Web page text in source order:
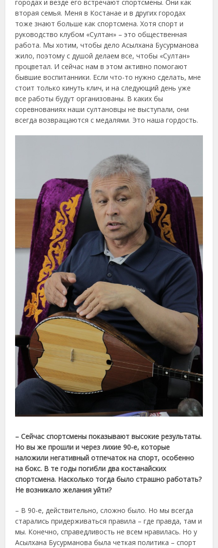
городах и везде его встречают спортсмены. Они как
вторая семья. Меня в Костанае и в других городах
тоже знают больше как спортсмена. Хотя спорт и
руководство клубом «Султан» – это общественная
работа. Мы хотим, чтобы дело Асылхана Бусурманова
жило, поэтому с душой делаем все, чтобы «Султан»
процветал. И сейчас нам в этом активно помогают
бывшие воспитанники. Если что-то нужно сделать, мне
стоит только кинуть клич, и на следующий день уже
все работы будут организованы. В каких бы
соревнованиях наши султановцы не выступали, они
всегда возвращаются с медалями. Это наша гордость.
– Сейчас спортсмены показывают высокие результаты.
Но вы же прошли и через лихие 90-е, которые
наложили негативный отпечаток на спорт, особенно
на бокс. В те годы погибли два костанайских
спортсмена. Насколько тогда было страшно работать?
Не возникало желания уйти?
– В 90-е, действительно, сложно было. Но мы всегда
старались придерживаться правила – где правда, там и
мы. Конечно, справедливость не всем нравилась. Но у
Асылхана Бусурманова была четкая политика – спорт